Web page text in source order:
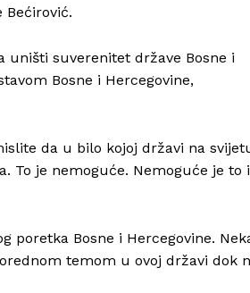
Bećirović.
uništi suverenitet države Bosne i
Bosne i Hercegovine,
da u bilo kojoj državi na
To je nemoguće. Nemoguće je to i
poretka Bosne i Hercegovine.
temom u ovoj državi dok